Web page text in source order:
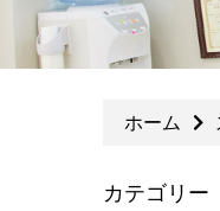
ホーム
カテゴリー